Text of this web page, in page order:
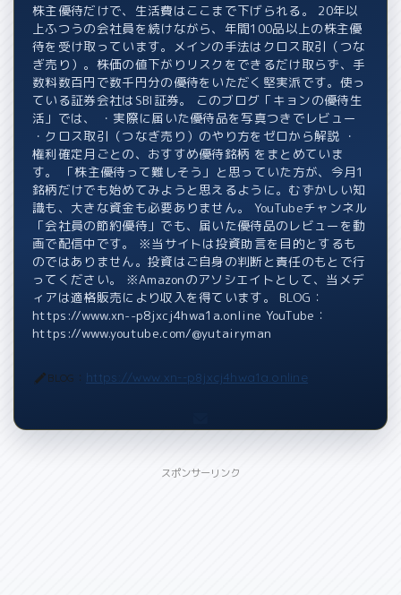
株主優待だけで、生活費はここまで下げられる。 20年以
上ふつうの会社員を続けながら、年間100品以上の株主優
待を受け取っています。メインの手法はクロス取引（つな
ぎ売り）。株価の値下がりリスクをできるだけ取らず、手
数料数百円で数千円分の優待をいただく堅実派です。使っ
ている証券会社はSBI証券。 このブログ「キョンの優待生
活」では、 ・実際に届いた優待品を写真つきでレビュー
・クロス取引（つなぎ売り）のやり方をゼロから解説 ・
権利確定月ごとの、おすすめ優待銘柄 をまとめていま
す。 「株主優待って難しそう」と思っていた方が、今月1
銘柄だけでも始めてみようと思えるように。むずかしい知
識も、大きな資金も必要ありません。 YouTubeチャンネル
「会社員の節約優待」でも、届いた優待品のレビューを動
画で配信中です。 ※当サイトは投資助言を目的とするも
のではありません。投資はご自身の判断と責任のもとで行
ってください。 ※Amazonのアソシエイトとして、当メデ
ィアは適格販売により収入を得ています。 BLOG：
https://www.xn--p8jxcj4hwa1a.online YouTube：
https://www.youtube.com/@yutairyman
BLOG： https://www.xn--p8jxcj4hwa1a.online
スポンサーリンク